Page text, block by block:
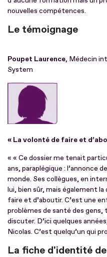
nouvelles compétences.
Le témoignage
Poupet Laurence, Médecin
System
« La volonté de faire et
« « Ce dossier me tenait
ans, paraplégique : l’annonce
monde. Ses collègues, en
lui, bien sûr, mais également
faire et d’aboutir. C’est une
problèmes de santé des
discuter. D’ici quelques
Nicolas. C’est quelqu’un qui
La fiche d'identité